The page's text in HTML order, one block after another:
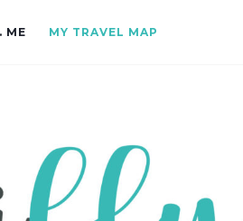
ME MY TRAVEL MAP